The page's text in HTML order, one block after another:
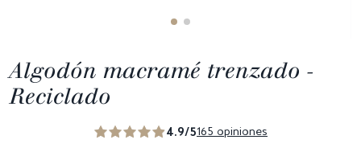
Algodón macramé trenzado -
Reciclado
4.9/5165 opiniones